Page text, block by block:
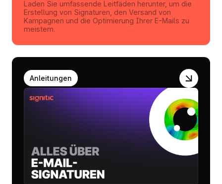
Laden Sie umfassende Leitfäden herunter, um die
Erstellung von Signaturen, den Versand von
Kampagnen und die Optimierung Ihrer E-Mails zu
meistern.
Anleitungen